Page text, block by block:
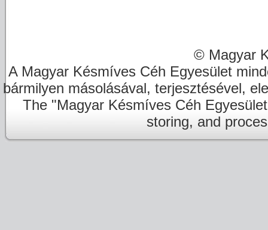
© Magyar
A Magyar Késmíves Céh Egyesület
bármilyen másolásával, terjesztésével,
The "Magyar Késmíves Céh
storing, and